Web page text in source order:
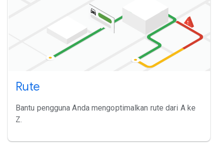
Rute
Bantu pengguna Anda mengoptimalkan rute dari A ke
Z.